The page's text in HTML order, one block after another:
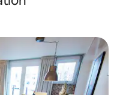
appréciés